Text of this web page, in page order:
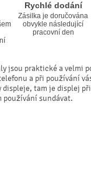
Rychlé dodání
Zásilka je doručována
obvykle následující
pracovní den
jsou praktické a velmi
a při používání
displeje, tam je displej
používání sundávat.